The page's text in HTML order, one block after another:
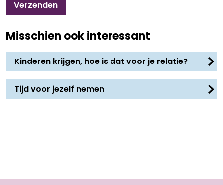
Misschien ook interessant
Kinderen krijgen, hoe is dat voor je relatie?
Tijd voor jezelf nemen
Verzenden